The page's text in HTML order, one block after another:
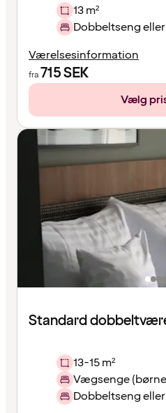
13 m²
Dobbeltseng
Værelsesinformation
fra715SEK
Vælg
Standard
13-15 m²
Vægsenge
Dobbeltseng